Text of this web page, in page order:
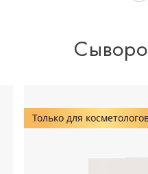
Только для